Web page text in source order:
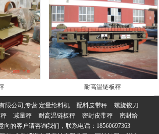
耐高温链板秤
限公司,专营 定量给料机 配料皮带秤
螺旋铰刀
减量秤 耐高温链板秤 密封皮带秤
密封给
向的客户请咨询我们，联系电话： 18560697363